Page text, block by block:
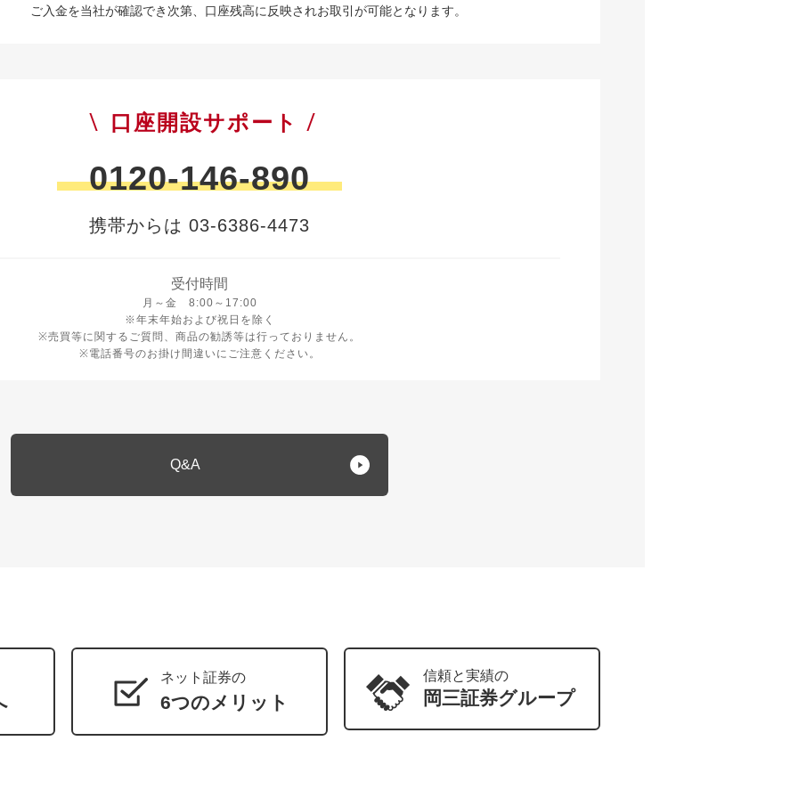
ご入金を当社が確認でき次第、口座残高に反映されお取引が可能となります。
口座開設サポート
0120-146-890
携帯からは 03-6386-4473
受付時間
月～金 8:00～17:00
月曜日から金曜日 8時から17時
※年末年始および祝日を除く
※売買等に関するご質問、商品の勧誘等は行っておりません。
※電話番号のお掛け間違いにご注意ください。
Q&A
ネット証券の
6つのメリット
信頼と実績の
岡三証券グループ